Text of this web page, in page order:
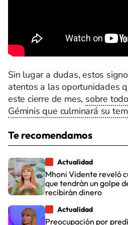
Sin lugar a dudas, estos
atentos a las oportunidades
este cierre de mes, sobre
Géminis que culminará su
Te recomendamos
Actualidad
Mhoni Vidente reveló
que tendrán un golpe
recibirán dinero
Actualidad
Preocupación por